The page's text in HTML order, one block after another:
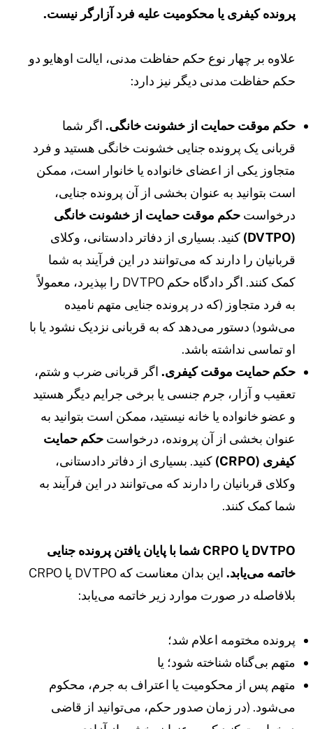
پرونده کیفری یا محکومیت علیه فرد آزارگر نیست.
علاوه بر چهار نوع حکم حفاظت مدنی، ایالت اوهایو دو
حکم حفاظت مدنی دیگر نیز دارد:
حکم موقت حمایت از خشونت خانگی.اگر شما
قربانی یک پرونده جنایی خشونت خانگی هستید و فرد
متجاوز یکی از اعضای خانواده یا خانوار است، ممکن
است بتوانید به عنوان بخشی از آن پرونده جنایی،
درخواستحکم موقت حمایتاز خشونت خانگی
کنید. بسیاری از دفاتر دادستانی، وکلای
قربانیان را دارند که می‌توانند در این فرآیند به شما
کمک کنند. اگر دادگاه حکم DVTPO را بپذیرد، معمولاً
به فرد متجاوز (که در پرونده جنایی متهم نامیده
می‌شود) دستور می‌دهد که به قربانی نزدیک نشود یا با
او تماسی نداشته باشد.
حکم حمایت موقت کیفری.اگر قربانی ضرب و شتم،
تعقیب و آزار، جرم جنسی یا برخی جرایم دیگر هستید
و عضو خانواده یا خانه نیستید، ممکن است بتوانید به
عنوان بخشی از آن پرونده، درخواستحکم حمایت
کیفری (CRPO)
کنید. بسیاری از دفاتر دادستانی،
وکلای قربانیان را دارند که می‌توانند در این فرآیند به
شما کمک کنند.
DVTPO یا CRPO شما با پایان یافتن پرونده جنایی
خاتمه می‌یابد.
این بدان معناست که DVTPO یا CRPO
بلافاصله در صورت موارد زیر خاتمه می‌یابد:
پرونده مختومه اعلام شد؛
متهم بی‌گناه شناخته شود؛ یا
متهم پس از محکومیت یا اعتراف به جرم، محکوم
می‌شود. (در زمان صدور حکم، می‌توانید از قاضی